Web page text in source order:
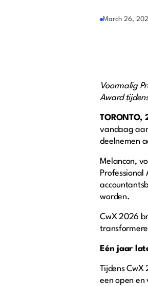
March 26,
Voormalig
Award
vandaag
deelnemen
Melancon,
worden.
CwX 2026
Eén jaar
Tijdens CwX
een open en